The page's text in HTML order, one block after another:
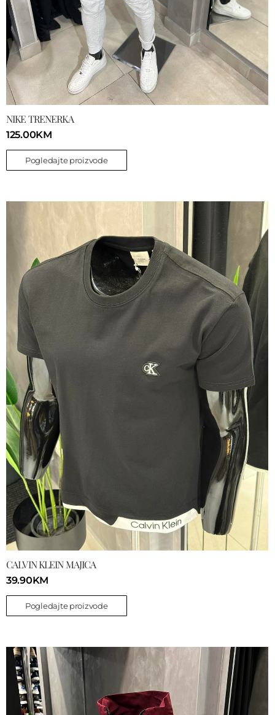
NIKE TRENERKA
125.00KM
Pogledajte proizvode
CALVIN KLEIN MAJICA
39.90KM
Pogledajte proizvode